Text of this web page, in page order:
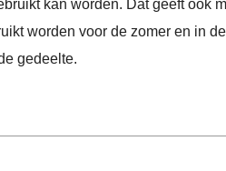
kan worden. Dat geeft ook
worden voor de zomer en in de
gedeelte.